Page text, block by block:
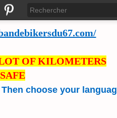
OF KILOMETERS
choose your